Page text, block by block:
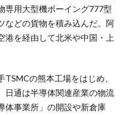
専用大型機ボーイング777型
などの貨物を積み込んだ。阿
港を経由して北米や中国・上
の熊本工場をはじめ、
日通は半導体関連産業の物流
体事業所」の開設や新倉庫